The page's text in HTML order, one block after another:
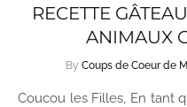
RECETTE
ANIMAUX
By Coups de Coeur de
Coucou les Filles, En tant